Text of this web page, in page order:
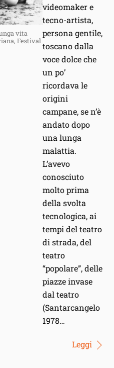
vita
Festival
videomaker e
tecno-artista,
persona gentile,
toscano dalla
voce dolce che
un po’
ricordava le
origini
campane, se n’è
andato dopo
una lunga
malattia.
L’avevo
conosciuto
molto prima
della svolta
tecnologica, ai
tempi del teatro
di strada, del
teatro
“popolare”, delle
piazze invase
dal teatro
(Santarcangelo
1978…
Leggi